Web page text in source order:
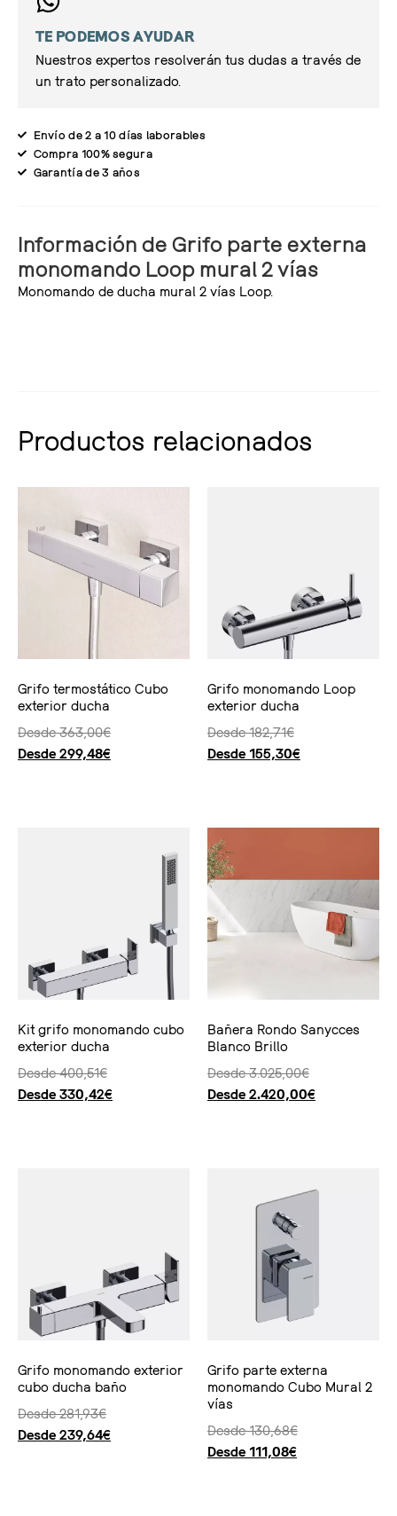
TE PODEMOS AYUDAR
Nuestros expertos resolverán tus dudas a través de
un trato personalizado.
Envío de 2 a 10 días laborables
Compra 100% segura
Garantía de 3 años
Información de Grifo parte externa
monomando Loop mural 2 vías
Monomando de ducha mural 2 vías Loop.
Productos relacionados
Grifo termostático Cubo
exterior ducha
Desde363,00€
Desde 299,48€
Grifo monomando Loop
exterior ducha
Desde182,71€
Desde 155,30€
Kit grifo monomando cubo
exterior ducha
Desde400,51€
Desde 330,42€
Bañera Rondo Sanycces
Blanco Brillo
Desde3.025,00€
Desde 2.420,00€
Grifo monomando exterior
cubo ducha baño
Desde281,93€
Desde 239,64€
Grifo parte externa
monomando Cubo Mural 2
vías
Desde130,68€
Desde 111,08€